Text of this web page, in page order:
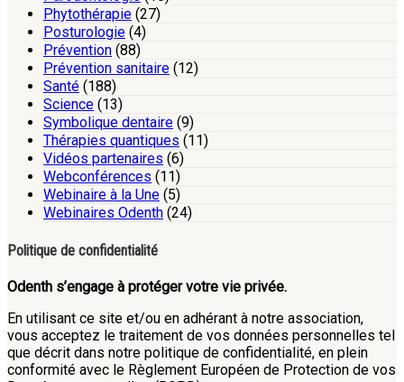
Phytothérapie (27)
Posturologie (4)
Prévention (88)
Prévention sanitaire (12)
Santé (188)
Science (13)
Symbolique dentaire (9)
Thérapies quantiques (11)
Vidéos partenaires (6)
Webconférences (11)
Webinaire à la Une (5)
Webinaires Odenth (24)
Politique de confidentialité
Odenth s’engage à protéger votre vie privée.
En utilisant ce site et/ou en adhérant à notre association,
vous acceptez le traitement de vos données personnelles tel
que décrit dans notre politique de confidentialité, en plein
conformité avec le Règlement Européen de Protection de vos